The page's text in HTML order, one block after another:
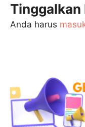
Anda harus